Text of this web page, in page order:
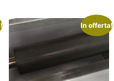
In offerta!